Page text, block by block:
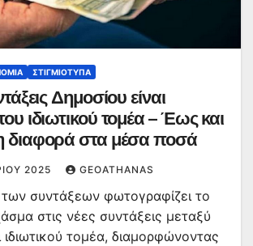
ΣΤΙΓΜΙΌΤΥΠΑ
Δημοσίου είναι
ιδιωτικού τομέα – Έως και
διαφορά στα μέσα ποσά
2025 GEOATHANAS
των συντάξεων φωτογραφίζει το
στις νέες συντάξεις μεταξύ
ιδιωτικού τομέα, διαμορφώνοντας